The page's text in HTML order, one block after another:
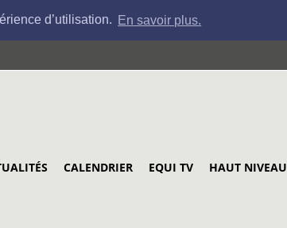
d’utilisation. En savoir plus.
CALENDRIER EQUI TV HAUT NIVEAU